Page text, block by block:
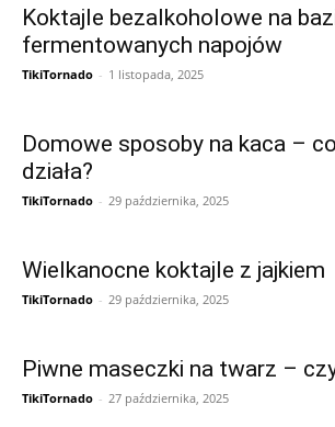
Koktajle bezalkoholowe na
fermentowanych napojów
TikiTornado - 1 listopada, 2025
Domowe sposoby na kaca –
działa?
TikiTornado - 29 października, 2025
Wielkanocne koktajle z jajkiem
TikiTornado - 29 października, 2025
Piwne maseczki na twarz –
TikiTornado - 27 października, 2025